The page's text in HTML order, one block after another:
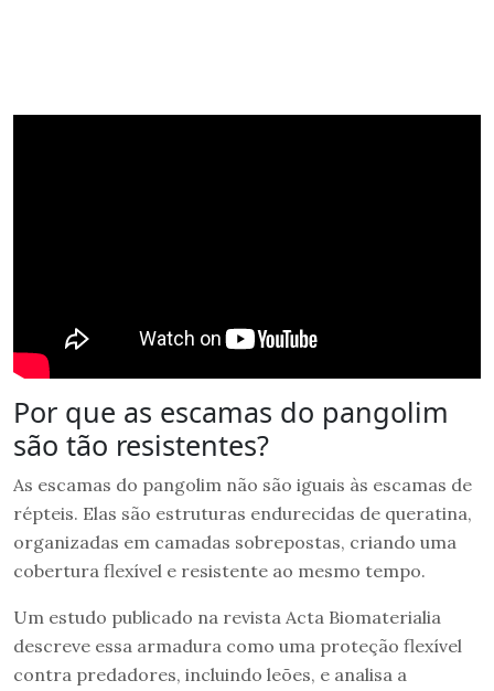
Por que as escamas do pangolim
são tão resistentes?
As escamas do pangolim não são iguais às escamas de
répteis. Elas são estruturas endurecidas de queratina,
organizadas em camadas sobrepostas, criando uma
cobertura flexível e resistente ao mesmo tempo.
Um estudo publicado na revista Acta Biomaterialia
descreve essa armadura como uma proteção flexível
contra predadores, incluindo leões, e analisa a